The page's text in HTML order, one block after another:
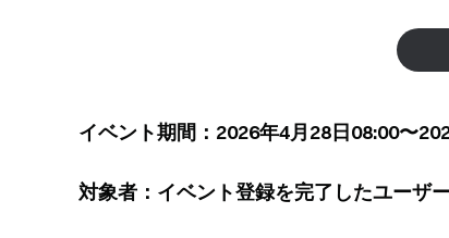
イベント期間：2026年4月28日08:00〜
対象者：イベント登録を完了したユーザ